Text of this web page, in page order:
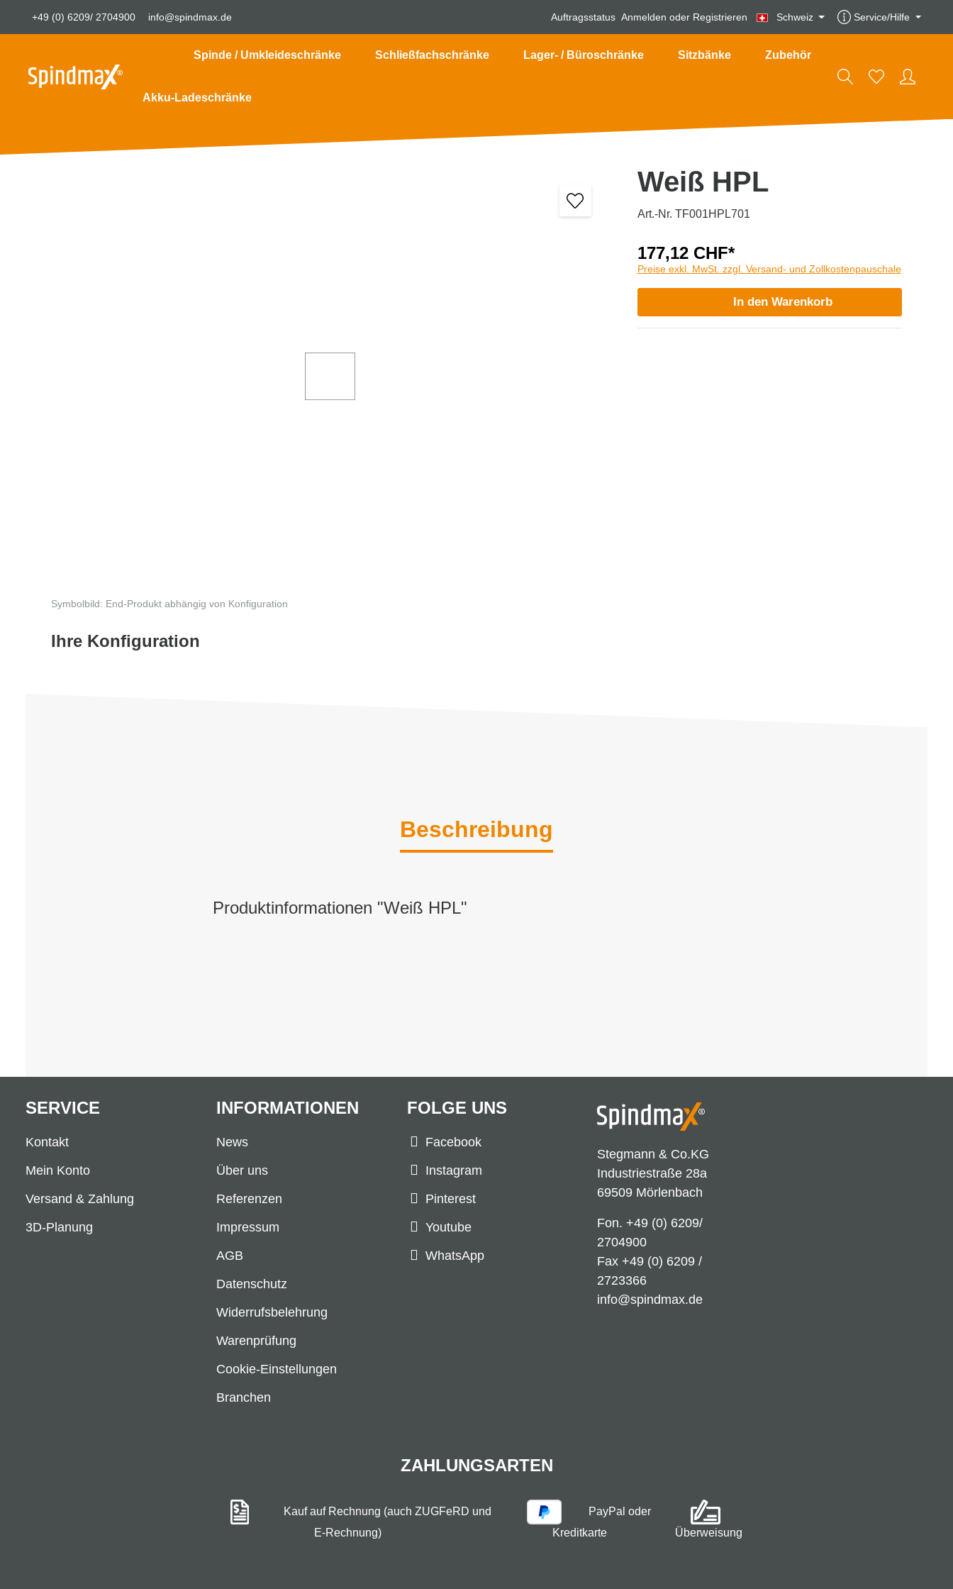
+49 (0) 6209/ 2704900 info@spindmax.de Auftragsstatus Anmelden oder Registrieren Schweiz Service/Hilfe
Spinde / Umkleideschränke Schließfachschränke Lager- / Büroschränke Sitzbänke Zubehör
Akku-Ladeschränke
Symbolbild: End-Produkt abhängig von Konfiguration
Ihre Konfiguration
Weiß HPL
Art.-Nr. TF001HPL701
177,12 CHF*
Preise exkl. MwSt. zzgl. Versand- und Zollkostenpauschale
In den Warenkorb
Beschreibung
Produktinformationen "Weiß HPL"
Stegmann & Co.KG
Industriestraße 28a
69509 Mörlenbach
Fon. +49 (0) 6209/
2704900
Fax +49 (0) 6209 /
2723366
info@spindmax.de
FOLGE UNS
Facebook
Instagram
Pinterest
Youtube
WhatsApp
SERVICE
Kontakt
Mein Konto
Versand & Zahlung
3D-Planung
INFORMATIONEN
News
Über uns
Referenzen
Impressum
AGB
Datenschutz
Widerrufsbelehrung
Warenprüfung
Cookie-Einstellungen
Branchen
ZAHLUNGSARTEN
Kauf auf Rechnung (auch ZUGFeRD und
E-Rechnung)
PayPal oder
Kreditkarte
Überweisung